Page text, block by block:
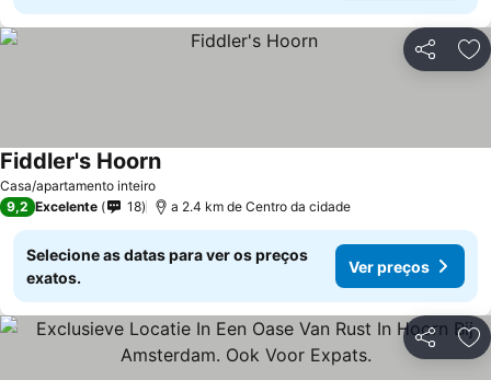
Partilhar
Casa/apartamento inteiro
Fiddler's Hoorn
9,2 Excelente 18 a 2.4 km de Centro da cidade
Selecione as datas para ver os preços
exatos.
Ver preços
Partilhar